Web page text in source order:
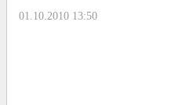
01.10.2010 13:50